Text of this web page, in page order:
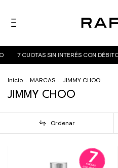
7 CUOTAS SIN INTERÉS CON DÉBITO
Inicio . MARCAS . JIMMY CHOO
JIMMY CHOO
Ordenar